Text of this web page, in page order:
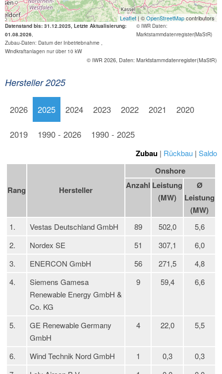
Leaflet| ©OpenStreetMapcontributors
Datenstand bis: 31.12.2025, Letzte Aktualisierung:
01.08.2026,
Zubau-Daten: Datum der Inbetriebnahme ,
Windkraftanlagen nur über 10 kW
© IWR Daten:
Marktstammdatenregister(MaStR)
© IWR 2026, Daten: Marktstammdatenregister(MaStR)
Hersteller 2025
2026 2025 2024 2023 2022 2021 2020
2019 1990 - 2026 1990 - 2025
Zubau | Rückbau | Saldo
Rang Hersteller
Onshore
Anzahl Leistung
(MW)
Ø
Leistung
(MW)
1. Vestas Deutschland GmbH 89 502,0
5,6
2.
Nordex SE 51 307,1
6,0
3.
ENERCON GmbH 56 271,5
4,8
4.
Siemens Gamesa
Renewable Energy GmbH &
Co. KG
9 59,4 6,6
5.
GE Renewable Germany
GmbH
4 22,0 5,5
6. Wind Technik Nord GmbH 1 0,3
0,3